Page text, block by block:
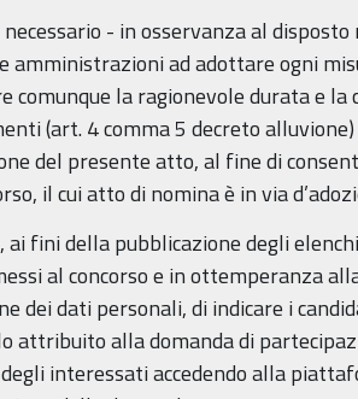
- in osservanza al
amministrazioni ad adottare ogni
comunque la ragionevole durata e la
(art. 4 comma 5 decreto
del presente atto, al fine di
il cui atto di nomina è in via
ai fini della pubblicazione degli
al concorso e in ottemperanza
dei dati personali, di indicare i
attribuito alla domanda di
degli interessati accedendo alla